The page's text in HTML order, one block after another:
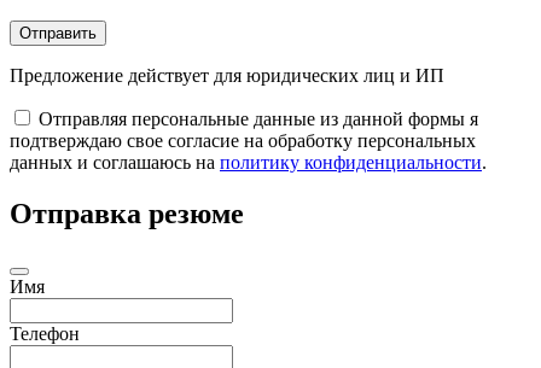
Отправить
Предложение действует для юридических лиц и ИП
Отправляя персональные данные из данной формы я
подтверждаю свое согласие на обработку персональных
данных и соглашаюсь на политику конфиденциальности.
Отправка резюме
Имя
Телефон